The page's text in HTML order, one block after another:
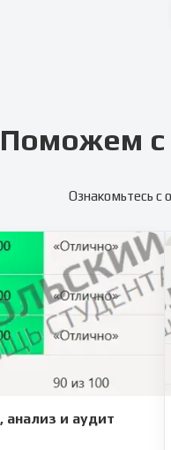
Поможем с
Ознакомьтесь с
анализ и аудит